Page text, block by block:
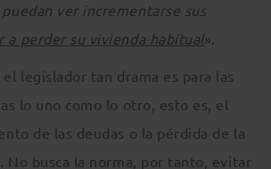
ver incrementarse sus
a perder su vivienda habitual».
el legislador tan drama es para las
lo uno como lo otro, esto es, el
de las deudas o la pérdida de la
No busca la norma, por tanto, evitar